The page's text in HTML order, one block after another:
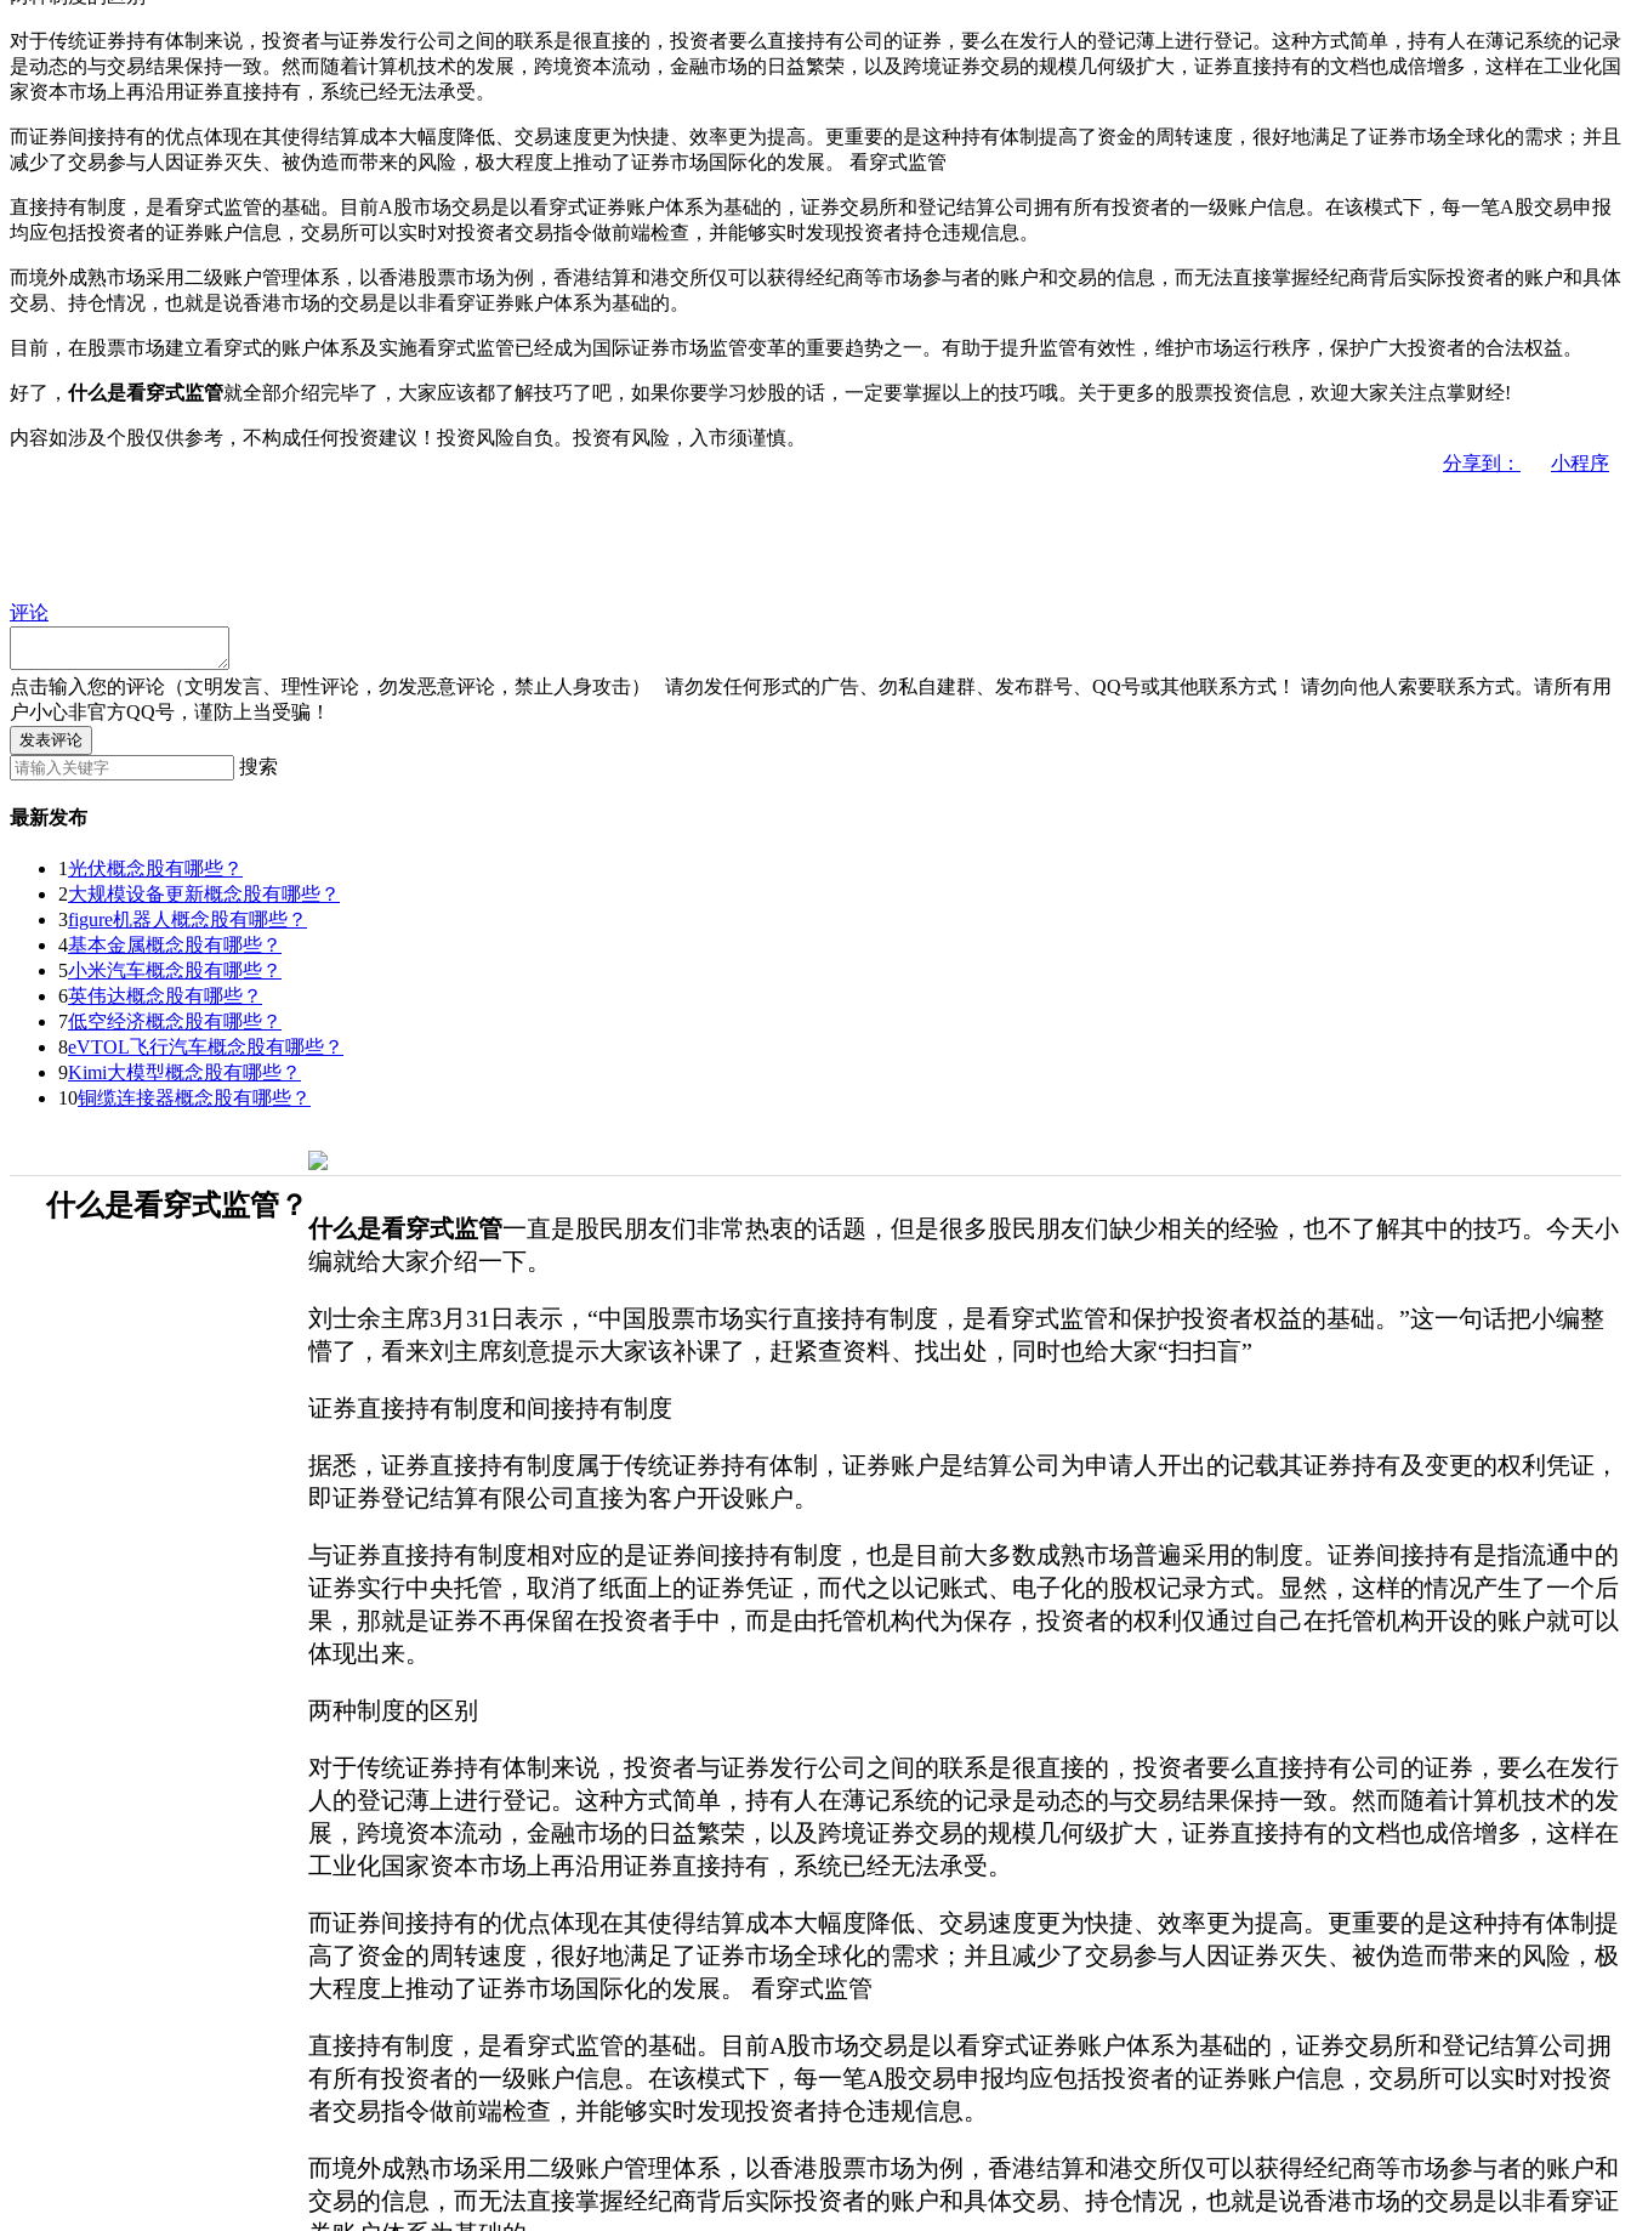
对于传统证券持有体制来说，投资者与证券发行公司之间的联系是很直接的，投资者要么直接持有公司的证券，要么在发行人的登记薄上进行登记。这种方式简单，持有人在薄记系统的记录
是动态的与交易结果保持一致。然而随着计算机技术的发展，跨境资本流动，金融市场的日益繁荣，以及跨境证券交易的规模几何级扩大，证券直接持有的文档也成倍增多，这样在工业化国
家资本市场上再沿用证券直接持有，系统已经无法承受。
而证券间接持有的优点体现在其使得结算成本大幅度降低、交易速度更为快捷、效率更为提高。更重要的是这种持有体制提高了资金的周转速度，很好地满足了证券市场全球化的需求；并且
减少了交易参与人因证券灭失、被伪造而带来的风险，极大程度上推动了证券市场国际化的发展。 看穿式监管
直接持有制度，是看穿式监管的基础。目前A股市场交易是以看穿式证券账户体系为基础的，证券交易所和登记结算公司拥有所有投资者的一级账户信息。在该模式下，每一笔A股交易申报
均应包括投资者的证券账户信息，交易所可以实时对投资者交易指令做前端检查，并能够实时发现投资者持仓违规信息。
而境外成熟市场采用二级账户管理体系，以香港股票市场为例，香港结算和港交所仅可以获得经纪商等市场参与者的账户和交易的信息，而无法直接掌握经纪商背后实际投资者的账户和具体
交易、持仓情况，也就是说香港市场的交易是以非看穿证券账户体系为基础的。
目前，在股票市场建立看穿式的账户体系及实施看穿式监管已经成为国际证券市场监管变革的重要趋势之一。有助于提升监管有效性，维护市场运行秩序，保护广大投资者的合法权益。
好了， 什么是看穿式监管就全部介绍完毕了，大家应该都了解技巧了吧，如果你要学习炒股的话，一定要掌握以上的技巧哦。关于更多的股票投资信息，欢迎大家关注点掌财经!
内容如涉及个股仅供参考，不构成任何投资建议！投资风险自负。投资有风险，入市须谨慎。
分享到：
小程序
评论
点击输入您的评论（文明发言、理性评论，勿发恶意评论，禁止人身攻击） 请勿发任何形式的广告、勿私自建群、发布群号、QQ号或其他联系方式！
请勿向他人索要联系方式。请所有用
户小心非官方QQ号，谨防上当受骗！
发表评论
搜索
最新发布
1光伏概念股有哪些？
2大规模设备更新概念股有哪些？
3figure机器人概念股有哪些？
4基本金属概念股有哪些？
5小米汽车概念股有哪些？
6英伟达概念股有哪些？
7低空经济概念股有哪些？
8eVTOL飞行汽车概念股有哪些？
9Kimi大模型概念股有哪些？
10铜缆连接器概念股有哪些？
什么是看穿式监管？
什么是看穿式监管一直是股民朋友们非常热衷的话题，但是很多股民朋友们缺少相关的经验，也不了解其中的技巧。今天小
编就给大家介绍一下。
刘士余主席3月31日表示，“中国股票市场实行直接持有制度，是看穿式监管和保护投资者权益的基础。”这一句话把小编整
懵了，看来刘主席刻意提示大家该补课了，赶紧查资料、找出处，同时也给大家“扫扫盲”
证券直接持有制度和间接持有制度
据悉，证券直接持有制度属于传统证券持有体制，证券账户是结算公司为申请人开出的记载其证券持有及变更的权利凭证，
即证券登记结算有限公司直接为客户开设账户。
与证券直接持有制度相对应的是证券间接持有制度，也是目前大多数成熟市场普遍采用的制度。证券间接持有是指流通中的
证券实行中央托管，取消了纸面上的证券凭证，而代之以记账式、电子化的股权记录方式。显然，这样的情况产生了一个后
果，那就是证券不再保留在投资者手中，而是由托管机构代为保存，投资者的权利仅通过自己在托管机构开设的账户就可以
体现出来。
两种制度的区别
对于传统证券持有体制来说，投资者与证券发行公司之间的联系是很直接的，投资者要么直接持有公司的证券，要么在发行
人的登记薄上进行登记。这种方式简单，持有人在薄记系统的记录是动态的与交易结果保持一致。然而随着计算机技术的发
展，跨境资本流动，金融市场的日益繁荣，以及跨境证券交易的规模几何级扩大，证券直接持有的文档也成倍增多，这样在
工业化国家资本市场上再沿用证券直接持有，系统已经无法承受。
而证券间接持有的优点体现在其使得结算成本大幅度降低、交易速度更为快捷、效率更为提高。更重要的是这种持有体制提
高了资金的周转速度，很好地满足了证券市场全球化的需求；并且减少了交易参与人因证券灭失、被伪造而带来的风险，极
大程度上推动了证券市场国际化的发展。 看穿式监管
直接持有制度，是看穿式监管的基础。目前A股市场交易是以看穿式证券账户体系为基础的，证券交易所和登记结算公司拥
有所有投资者的一级账户信息。在该模式下，每一笔A股交易申报均应包括投资者的证券账户信息，交易所可以实时对投资
者交易指令做前端检查，并能够实时发现投资者持仓违规信息。
而境外成熟市场采用二级账户管理体系，以香港股票市场为例，香港结算和港交所仅可以获得经纪商等市场参与者的账户和
交易的信息，而无法直接掌握经纪商背后实际投资者的账户和具体交易、持仓情况，也就是说香港市场的交易是以非看穿证